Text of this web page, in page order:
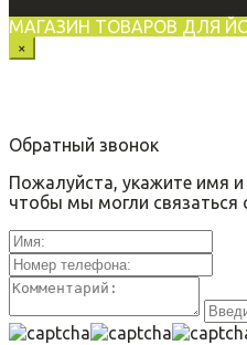
МАГАЗИН ТОВАРОВ ДЛЯ
×
Обратный звонок
Пожалуйста, укажите имя
чтобы мы могли связаться